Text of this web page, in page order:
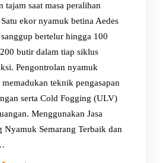
tajam saat masa peralihan
ekor nyamuk betina Aedes
bertelur hingga 100
butir dalam tiap siklus
Pengontrolan nyamuk
teknik pengasapan
serta Cold Fogging (ULV)
Menggunakan Jasa
Nyamuk Semarang Terbaik dan